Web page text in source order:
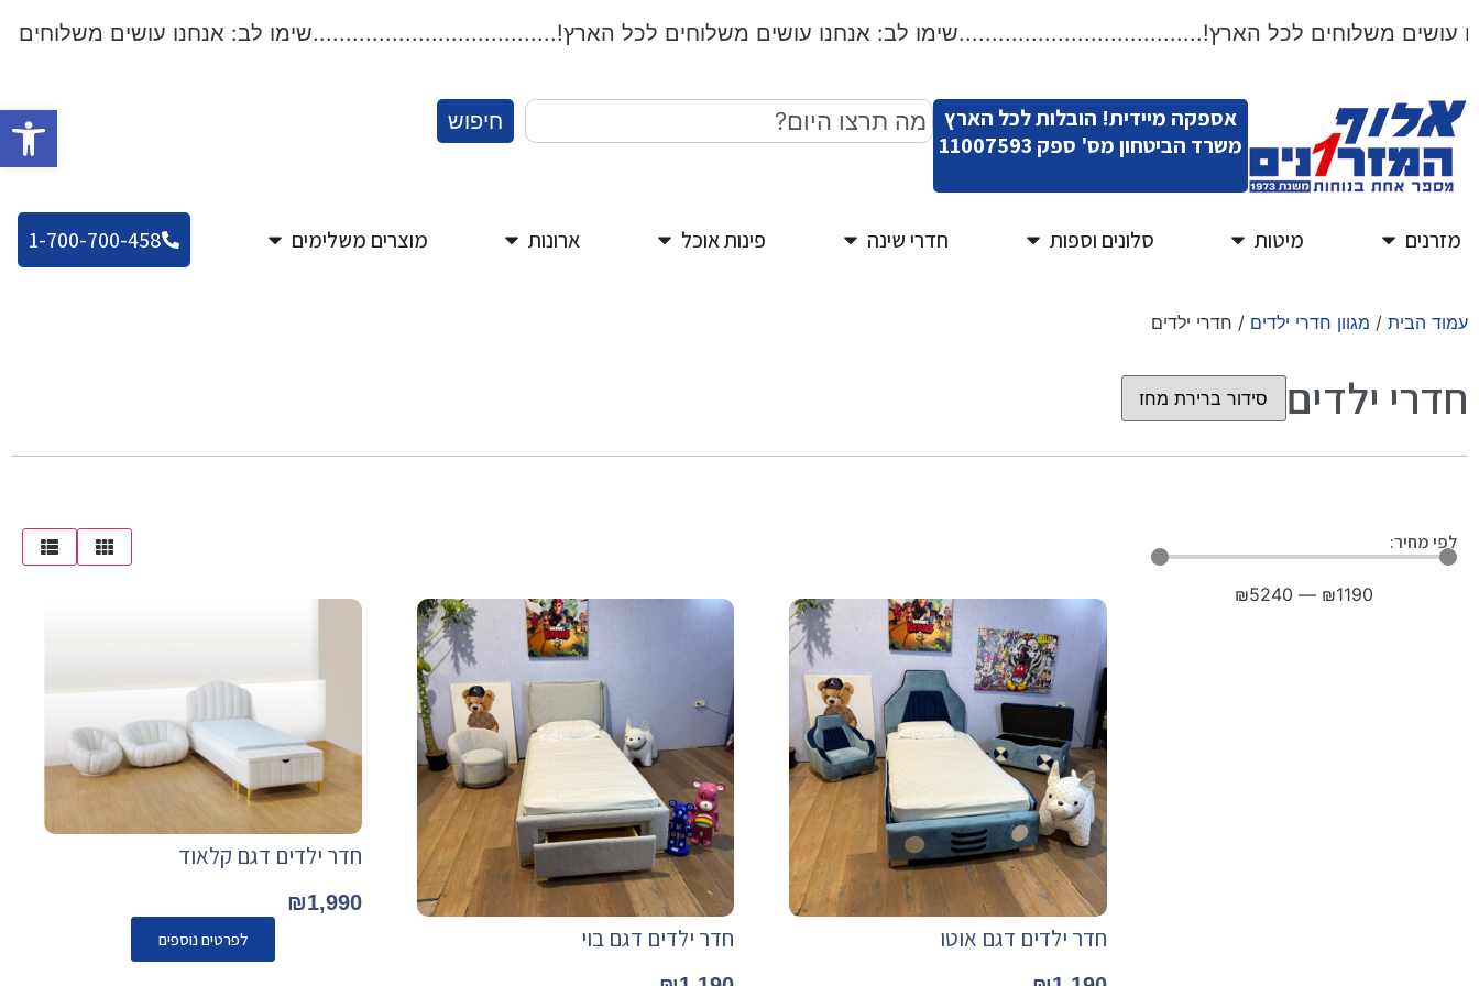
פתח
עושים משלוחים לכל הארץ!.....................................שימו לב: אנחנו עושים משלוחים לכל הארץ!.....................................שימו לב: אנחנו עושים
אספקה מיידית! הובלות לכל הארץ
משרד הביטחון מס' ספק 11007593
חיפוש
מזרנים מיטות סלונים וספות חדרי שינה פינות אוכל ארונות מוצרים משלימים 1-700-700-458
עמוד הבית / מגוון חדרי ילדים / חדרי ילדים
חדרי ילדים
לפי מחיר:
₪1190
—
₪5240
חדר ילדים דגם אוטו חדר ילדים דגם בוי
חדר ילדים דגם קלאוד
₪1,990
לפרטים נוספים